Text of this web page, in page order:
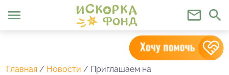
menu mail_outline search
Главная / Новости / Приглашаем на